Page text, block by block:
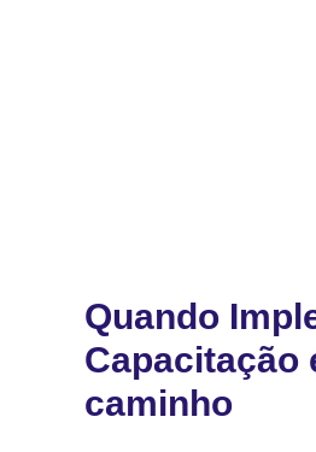
Quando
Capacitação
caminho